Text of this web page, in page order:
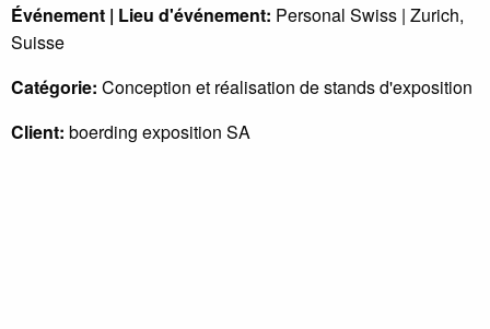
Événement | Lieu d'événement: Personal Swiss | Zurich,
Suisse
Catégorie: Conception et réalisation de stands d'exposition
Client: boerding exposition SA